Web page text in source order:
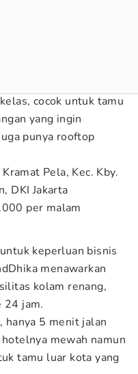
cocok untuk tamu
yang ingin
punya rooftop
Pela, Kec. Kby.
DKI Jakarta
per malam
keperluan bisnis
menawarkan
kolam renang,
24 jam.
hanya 5 menit jalan
mewah namun
tamu luar kota yang